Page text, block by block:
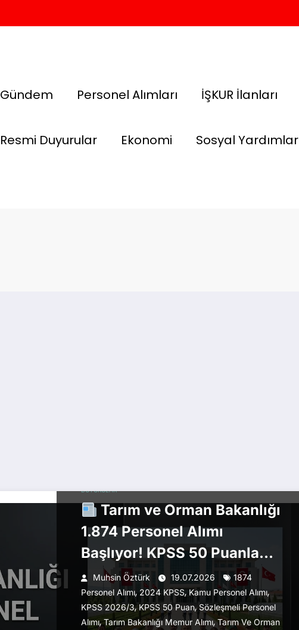
Gündem Personel Alımları İŞKUR İlanları
Resmi Duyurular Ekonomi Sosyal Yardımlar
DUYURULAR
Tarım ve Orman Bakanlığı
1.874 Personel Alımı
Başlıyor! KPSS 50 Puanla
Başvuru İmkânı
Muhsin Öztürk 19.07.2026
1874
Personel Alımı, 2024 KPSS, Kamu Personel Alımı,
KPSS 2026/3,KPSS 50 Puan,Sözleşmeli Personel
Alımı,Tarım Bakanlığı Memur Alımı,Tarım Ve Orman